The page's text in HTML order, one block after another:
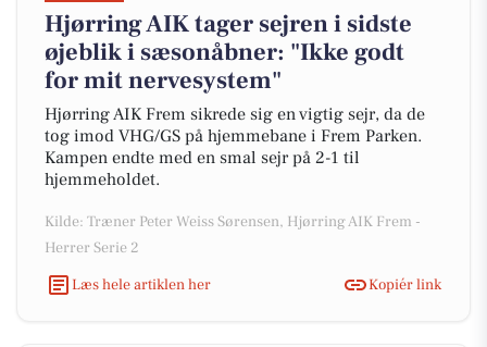
Hjørring AIK tager sejren i sidste
øjeblik i sæsonåbner: "Ikke godt
for mit nervesystem"
Hjørring AIK Frem sikrede sig en vigtig sejr, da de
tog imod VHG/GS på hjemmebane i Frem Parken.
Kampen endte med en smal sejr på 2-1 til
hjemmeholdet.
Kilde: Træner Peter Weiss Sørensen, Hjørring AIK Frem -
Herrer Serie 2
Læs hele artiklen her
Kopiér link